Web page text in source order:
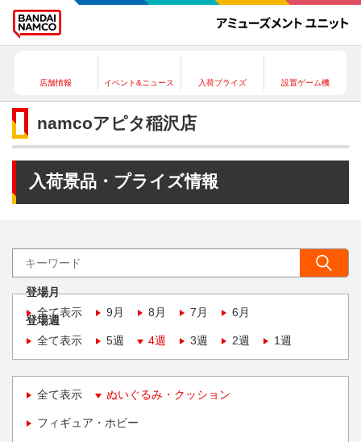
店舗情報 イベント&ニュース 入荷プライズ 設置ゲーム機
namcoアピタ稲沢店
入荷景品・プライズ情報
登場月
全て表示
9月 8月 7月 6月
登場週
全て表示
5週 4週 3週 2週 1週
全て表示 ぬいぐるみ・クッション
フィギュア・ホビー